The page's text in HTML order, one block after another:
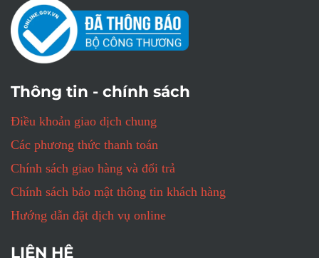
Thông tin - chính sách
Điều khoản giao dịch chung
Các phương thức thanh toán
Chính sách giao hàng và đổi trả
Chính sách bảo mật thông tin khách hàng
Hướng dẫn đặt dịch vụ online
LIÊN HỆ